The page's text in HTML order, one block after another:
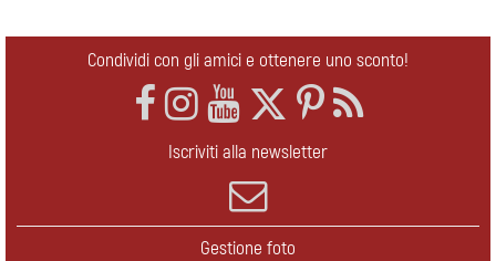
Condividi con gli amici e ottenere uno sconto!
Iscriviti alla newsletter
Gestione foto